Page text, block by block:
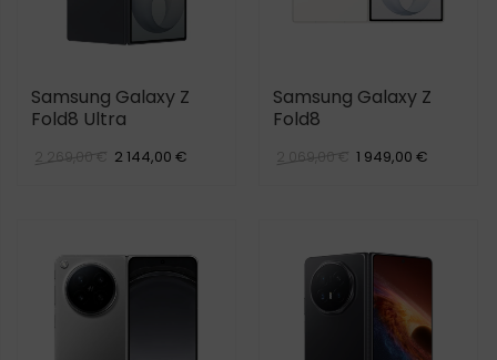
Samsung Galaxy Z
Fold8 Ultra
2 269,00 € 2 144,00 €
Samsung Galaxy Z
Fold8
2 069,00 € 1 949,00 €